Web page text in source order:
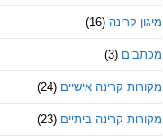
מיגון קרינה (16)
מכתבים (3)
מקורות קרינה אישיים (24)
מקורות קרינה ביתיים (23)